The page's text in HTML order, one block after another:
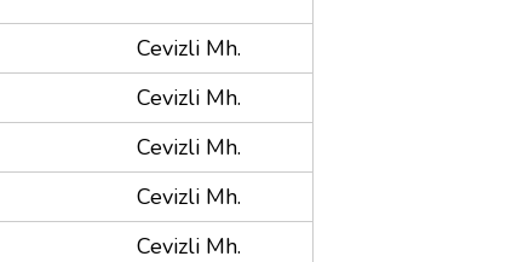
Cevizli Mh.
Cevizli Mh.
Cevizli Mh.
Cevizli Mh.
Cevizli Mh.